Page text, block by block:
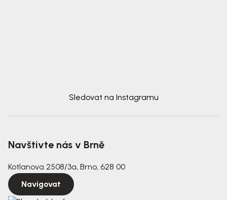
Sledovat na Instagramu
Navštivte nás v Brně
Kotlanova 2508/3a, Brno, 628 00
Navigovat